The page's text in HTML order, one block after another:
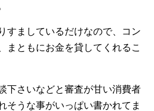
すましているだけなので、コン
まともにお金を貸してくれるこ
下さいなどと審査が甘い消費者
そうな事がいっぱい書かれてま